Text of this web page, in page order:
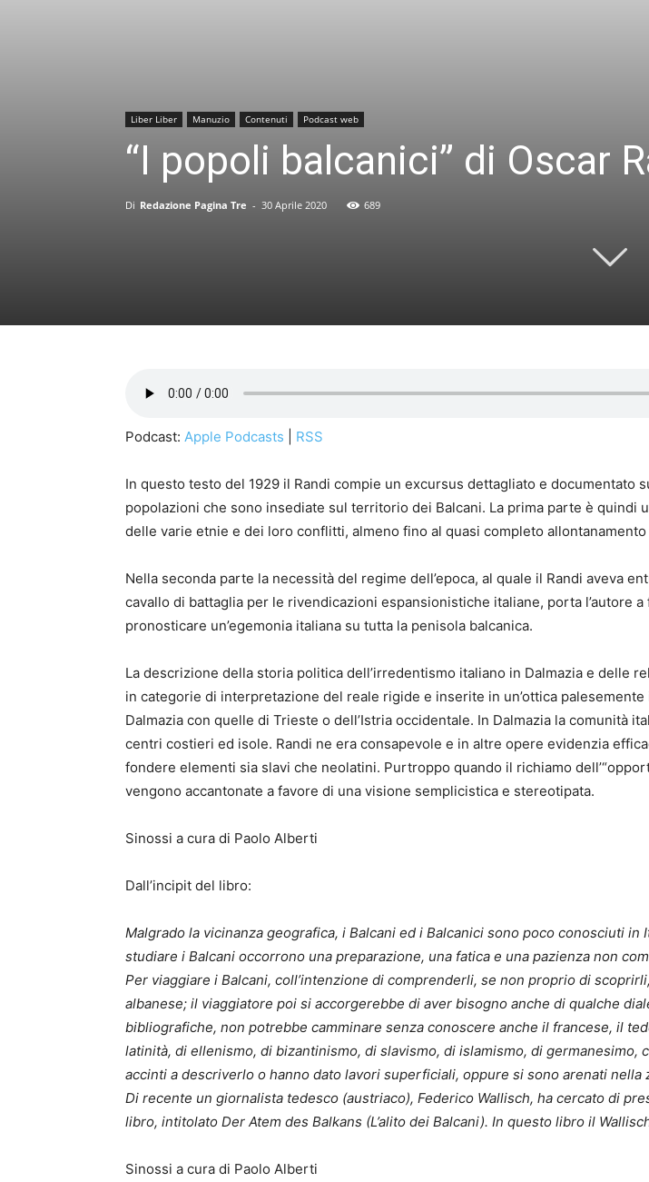
Liber Liber Manuzio Contenuti Podcast web
“I popoli balcanici” di Oscar
Di Redazione Pagina Tre - 30 Aprile 2020 689
Podcast: Apple Podcasts RSS
In questo testo del 1929 il Randi compie un excursus dettagliato e
popolazioni che sono insediate sul territorio dei Balcani. La prima parte è quindi
delle varie etnie e dei loro conflitti, almeno fino al quasi completo
Nella seconda parte la necessità del regime dell’epoca, al quale il Randi aveva
cavallo di battaglia per le rivendicazioni espansionistiche italiane, porta l’autore
pronosticare un’egemonia italiana su tutta la penisola balcanica.
La descrizione della storia politica dell’irredentismo italiano in Dalmazia e delle
in categorie di interpretazione del reale rigide e inserite in un’ottica
Dalmazia con quelle di Trieste o dell’Istria occidentale. In Dalmazia la comunità
centri costieri ed isole. Randi ne era consapevole e in altre opere evidenzia
fondere elementi sia slavi che neolatini. Purtroppo quando il richiamo
vengono accantonate a favore di una visione semplicistica e stereotipata.
Sinossi a cura di Paolo Alberti
Dall’incipit del libro:
Malgrado la vicinanza geografica, i Balcani ed i Balcanici sono poco conosciuti
studiare i Balcani occorrono una preparazione, una fatica e una pazienza non
Per viaggiare i Balcani, coll’intenzione di comprenderli, se non proprio di
albanese; il viaggiatore poi si accorgerebbe di aver bisogno anche di qualche
bibliografiche, non potrebbe camminare senza conoscere anche il francese, il
latinità, di ellenismo, di bizantinismo, di slavismo, di islamismo, di
accinti a descriverlo o hanno dato lavori superficiali, oppure si sono arenati nella
Di recente un giornalista tedesco (austriaco), Federico Wallisch, ha cercato di
libro, intitolato Der Atem des Balkans (L’alito dei Balcani). In questo libro il
Sinossi a cura di Paolo Alberti